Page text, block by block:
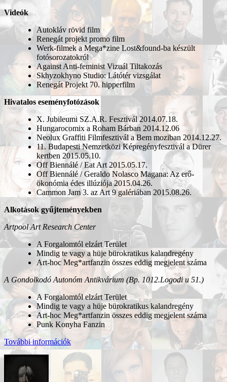
Videók
Autokláv rövid film
Renegát projekt promo film
Werk-filmek a Mega*zine Lost&found-ba készült
fotósorozatokról
Against Anti-feminist Vizuál Tiltakozás
Skhyzokhyno Studio: Látótér vizsgálat
Renegát Projekt 70. hipperfilm
Hivatalos eseményfotózások
X. Jubileumi SZ.A.R. Fesztivál 2014.07.18.
Hungarocomix a Roham Bárban 2014.12.06
Neolux Graffiti Filmfesztivál a Bem moziban 2014.12.27.
11. Budapesti Nemzetközi Képregényfesztivál a Dürer
kertben 2015.05.10.
Off Biennálé / Eat Art 2015.05.17.
Off Biennálé / Geraldo Nolasco Magana: Az erő-
ökonómia édes illúziója 2015.04.26.
Cammon Jam 3. az Art 9 galériában 2015.08.26.
Alkotások gyűjteményekben
Artpool Art Research Center
A Forgalomtól elzárt Terület
Mindig te vagy a hüje bürokratikus kalandregény
Art-hoc Meg*artfanzin összes eddig megjelent száma
A Gondolkodó Autonóm Antikvárium (Bp. 1012.Logodi u 51.)
A Forgalomtól elzárt Terület
Mindig te vagy a hüje bürokratikus kalandregény
Art-hoc Meg*artfanzin összes eddig megjelent száma
Punk Konyha Fanzin
További információk